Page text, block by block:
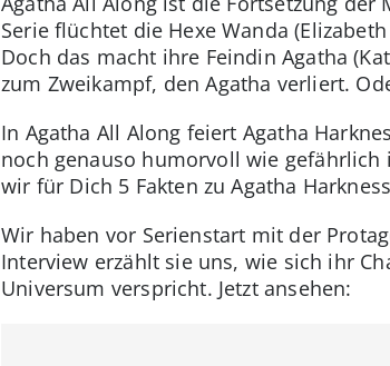
Serie flüchtet die Hexe Wanda
Doch das macht ihre Feindin Agatha
zum Zweikampf, den Agatha verliert.
In Agatha All Along feiert Agatha
noch genauso humorvoll wie
wir für Dich 5 Fakten zu Agatha
Wir haben vor Serienstart mit der
Interview erzählt sie uns, wie sich ihr
Universum verspricht. Jetzt ansehen: